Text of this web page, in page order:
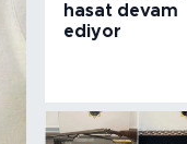
hasat devam
ediyor